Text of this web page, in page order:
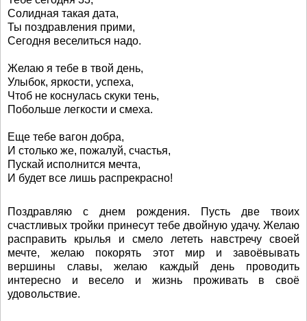
Солидная такая дата,
Ты поздравления прими,
Сегодня веселиться надо.
Желаю я тебе в твой день,
Улыбок, яркости, успеха,
Чтоб не коснулась скуки тень,
Побольше легкости и смеха.
Еще тебе вагон добра,
И столько же, пожалуй, счастья,
Пускай исполнится мечта,
И будет все лишь распрекрасно!
Поздравляю с днем рождения. Пусть две твоих
счастливых тройки принесут тебе двойную удачу. Желаю
расправить крылья и смело лететь навстречу своей
мечте, желаю покорять этот мир и завоёвывать
вершины славы, желаю каждый день проводить
интересно и весело и жизнь проживать в своё
удовольствие.